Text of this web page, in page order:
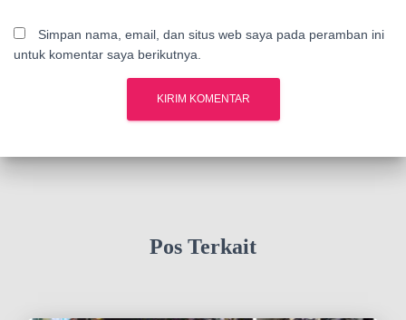
Simpan nama, email, dan situs web saya pada peramban ini
untuk komentar saya berikutnya.
Pos Terkait